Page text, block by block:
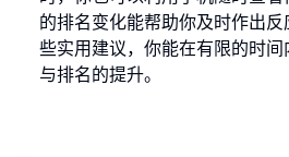
的排名变化能帮助你及时作出
些实用建议，你能在有限的时
与排名的提升。